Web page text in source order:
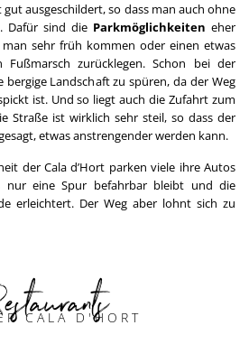
gut ausgeschildert, so dass man auch ohne
Dafür sind die Parkmöglichkeiten eher
sehr früh kommen oder einen etwas
Fußmarsch zurücklegen. Schon bei der
Landschaft zu spüren, da der Weg
ist. Und so liegt auch die Zufahrt zum
Straße ist wirklich sehr steil, so dass der
etwas anstrengender werden kann.
der Cala d’Hort parken viele ihre Autos
nur eine Spur befahrbar bleibt und die
erleichtert. Der Weg aber lohnt sich zu
CALA D'HORT